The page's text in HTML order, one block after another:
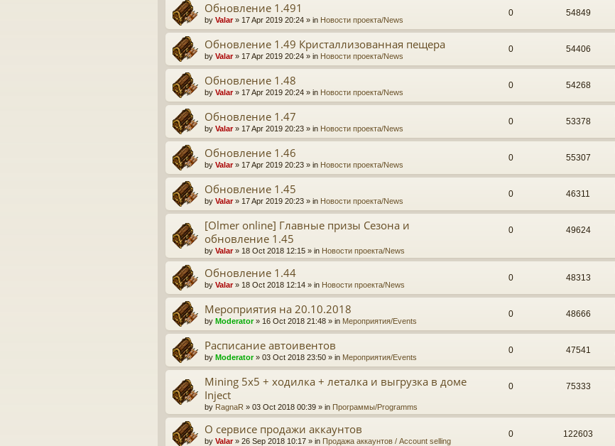
Обновление 1.491
by Valar» 17 Apr 2019 20:24 » in Новости проекта/News
0 54849
Обновление 1.49 Кристаллизованная пещера
by Valar» 17 Apr 2019 20:24 » in Новости проекта/News
0 54406
Обновление 1.48
by Valar» 17 Apr 2019 20:24 » in Новости проекта/News
0 54268
Обновление 1.47
by Valar» 17 Apr 2019 20:23 » in Новости проекта/News
0 53378
Обновление 1.46
by Valar» 17 Apr 2019 20:23 » in Новости проекта/News
0 55307
Обновление 1.45
by Valar» 17 Apr 2019 20:23 » in Новости проекта/News
0 46311
[Olmer online] Главные призы Сезона и
обновление 1.45
by Valar» 18 Oct 2018 12:15 » in Новости проекта/News
0 49624
Обновление 1.44
by Valar» 18 Oct 2018 12:14 » in Новости проекта/News
0 48313
Мероприятия на 20.10.2018
by Moderator» 16 Oct 2018 21:48 » in Мероприятия/Events
0 48666
Расписание автоивентов
by Moderator» 03 Oct 2018 23:50 » in Мероприятия/Events
0 47541
Mining 5x5 + ходилка + леталка и выгрузка в доме
Inject
by RagnaR » 03 Oct 2018 00:39 » in Программы/Programms
0 75333
О сервисе продажи аккаунтов
by Valar» 26 Sep 2018 10:17 » in Продажа аккаунтов / Account selling
0 122603